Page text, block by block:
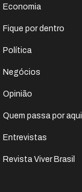
Economia
Fique por dentro
Política
Negócios
Opinião
Quem passa por aqui
Entrevistas
Revista Viver Brasil